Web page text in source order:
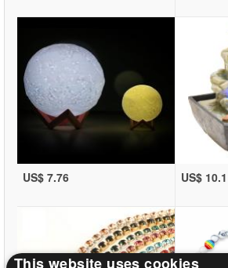
US$ 7.76 US$ 10.1
This website uses cookies